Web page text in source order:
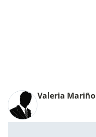
Valeria Mariño